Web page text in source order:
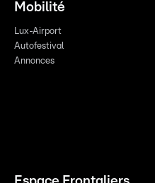
Mobilité
Lux-Airport
Autofestival
Annonces